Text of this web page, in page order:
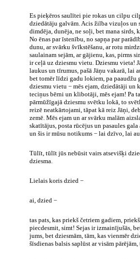
Es pieķēros saulītei pie rokas un cilpu
dziedātāju galvām. Acis žilba vizuļos un
dimdēja, dunēja, ne soļi, bet mana sirds,
No ēnas par īstenību, no sapņa par
dunu, ar svārku švīkstēšanu, ar rotu
saulainam sejām, ar gājienu, kas, pirms
ir ceļā uz dziesmu vietu. Dziesmu vieta!
laukus un tīrumus, pašā Jāņu vakarā, lai
bet tomēr līdzi gadu lokiem, pa paaudžu
dziesmu vietu − mēs ejam, dziedātāji
teciņus bērni un klibotāji, mēs ejam! Pa
pārmūžīgajā dziesmu svētku lokā, to
reizē neatkārtojami, tāpat kā reiz Jāņi,
zemē. Mēs ejam un ar svārku malām
skatītājus, posta rūcējus un pasaules
un šis ir mūsu notikums − lai dzīvo, lai
Tūlīt, tūlīt jūs nebūsit vairs atsevišķi
dziesma.
Lielais koris dzied −
ai, dzied −
tas pats, kas priekš četriem gadiem,
piecdesmit, simt! Sejas ir izmainījušās,
jums, bet dziesmām, tām, kas vienmēr
šīsdienas balsis saplūst ar visām